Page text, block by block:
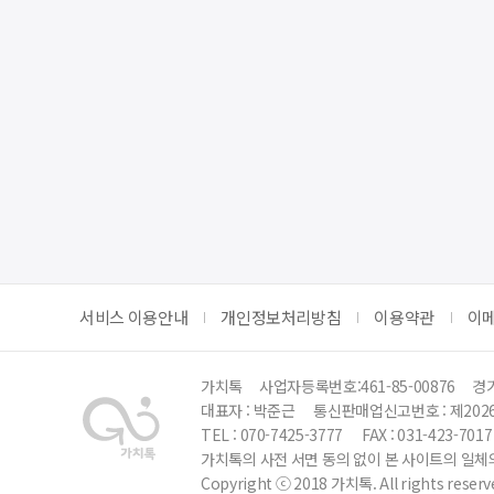
서비스 이용안내 개인정보처리방침 이용약관 이
가치톡 사업자등록번호:461-85-00876
경
대표자 : 박준근
통신판매업신고번호 : 제
TEL : 070-7425-3777
FAX : 031-423-7017
가치톡의 사전 서면 동의 없이 본 사이트의 일
Copyright ⓒ 2018 가치톡. All rights